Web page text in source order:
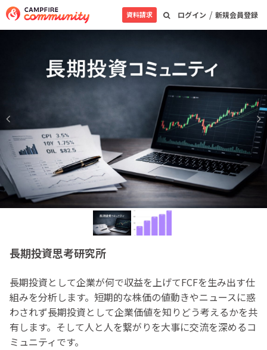
ログイン / 新規会員登録
資料請求
長期投資思考研究所
長期投資として企業が何で収益を上げてFCFを生み出す仕
組みを分析します。短期的な株価の値動きやニュースに惑
わされず長期投資として企業価値を知りどう考えるかを共
有します。そして人と人を繋がりを大事に交流を深めるコ
ミュニティです。